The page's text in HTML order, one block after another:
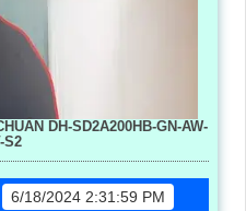
DH-SD2A200HB-GN-AW-
S2
6/18/2024 2:31:59 PM